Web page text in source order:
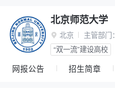
北京师范大学
 北京 主管部门：
“双一流”建设高校
网报公告 招生简章